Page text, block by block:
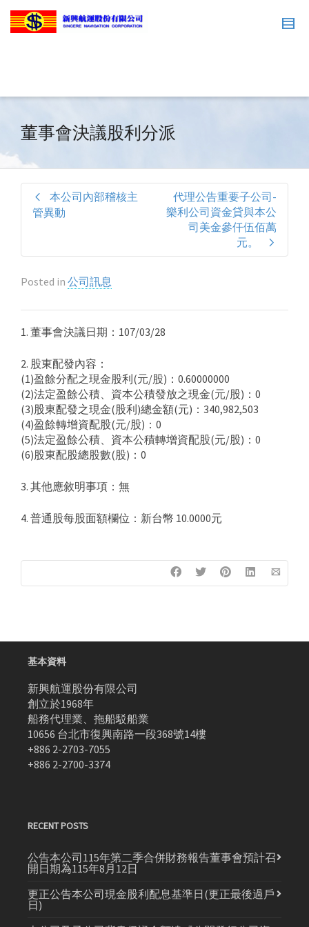
董事會決議股利分派
本公司內部稽核主
管異動
代理公告重要子公司-
樂利公司資金貸與本公
司美金參仟伍佰萬
元。
Posted in 公司訊息
1. 董事會決議日期：107/03/28
2. 股東配發內容：
(1)盈餘分配之現金股利(元/股)：0.60000000
(2)法定盈餘公積、資本公積發放之現金(元/股)：0
(3)股東配發之現金(股利)總金額(元)：340,982,503
(4)盈餘轉增資配股(元/股)：0
(5)法定盈餘公積、資本公積轉增資配股(元/股)：0
(6)股東配股總股數(股)：0
3. 其他應敘明事項：無
4. 普通股每股面額欄位：新台幣 10.0000元
基本資料
新興航運股份有限公司
創立於1968年
船務代理業、拖船駁船業
10656 台北市復興南路一段368號14樓
+886 2-2703-7055
+886 2-2700-3374
RECENT POSTS
公告本公司115年第二季合併財務報告董事會預計召
開日期為115年8月12日
更正公告本公司現金股利配息基準日(更正最後過戶
日)